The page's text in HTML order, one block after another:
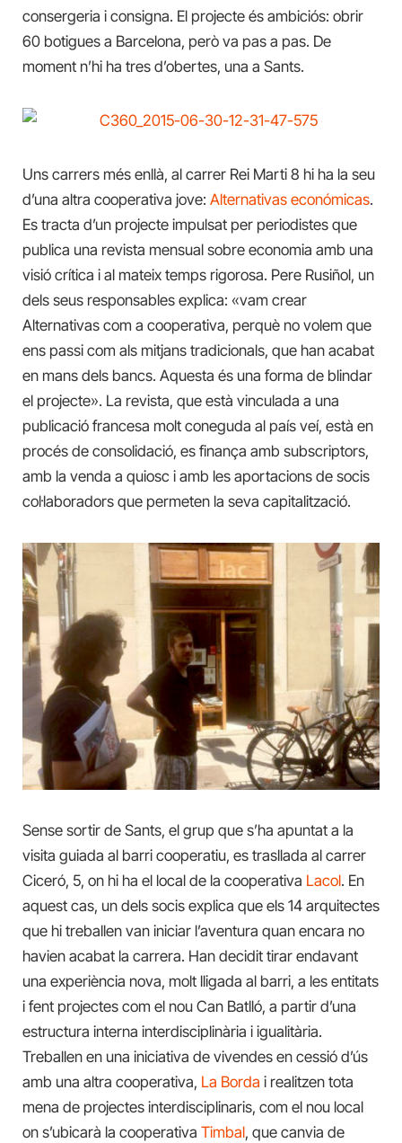
consergeria i consigna. El projecte és ambiciós: obrir
60 botigues a Barcelona, però va pas a pas. De
moment n’hi ha tres d’obertes, una a Sants.
Uns carrers més enllà, al carrer Rei Marti 8 hi ha la seu
d’una altra cooperativa jove: Alternativas económicas.
Es tracta d’un projecte impulsat per periodistes que
publica una revista mensual sobre economia amb una
visió crítica i al mateix temps rigorosa. Pere Rusiñol, un
dels seus responsables explica: «vam crear
Alternativas com a cooperativa, perquè no volem que
ens passi com als mitjans tradicionals, que han acabat
en mans dels bancs. Aquesta és una forma de blindar
el projecte». La revista, que està vinculada a una
publicació francesa molt coneguda al país veí, està en
procés de consolidació, es finança amb subscriptors,
amb la venda a quiosc i amb les aportacions de socis
col·laboradors que permeten la seva capitalització.
Sense sortir de Sants, el grup que s’ha apuntat a la
visita guiada al barri cooperatiu, es trasllada al carrer
Ciceró, 5, on hi ha el local de la cooperativa Lacol. En
aquest cas, un dels socis explica que els 14 arquitectes
que hi treballen van iniciar l’aventura quan encara no
havien acabat la carrera. Han decidit tirar endavant
una experiència nova, molt lligada al barri, a les entitats
i fent projectes com el nou Can Batlló, a partir d’una
estructura interna interdisciplinària i igualitària.
Treballen en una iniciativa de vivendes en cessió d’ús
amb una altra cooperativa, La Borda i realitzen tota
mena de projectes interdisciplinaris, com el nou local
on s’ubicarà la cooperativa Timbal, que canvia de